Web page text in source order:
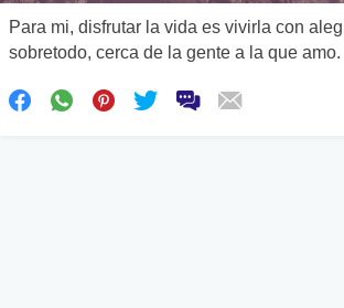
Para mi, disfrutar la vida es vivirla con
sobretodo, cerca de la gente a la que amo.